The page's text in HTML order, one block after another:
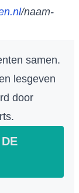
/naam-
samen.
lesgeven
door